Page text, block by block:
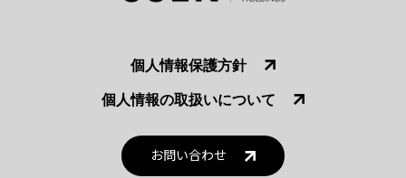
個人情報保護方針
個人情報の取扱いについて
お問い合わせ